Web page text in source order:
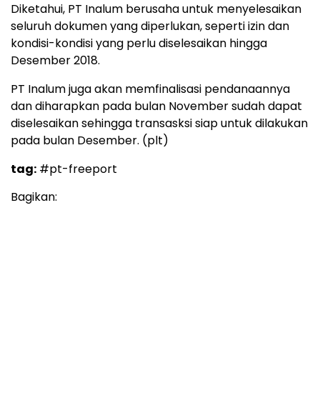
Diketahui, PT Inalum berusaha untuk menyelesaikan
seluruh dokumen yang diperlukan, seperti izin dan
kondisi-kondisi yang perlu diselesaikan hingga
Desember 2018.
PT Inalum juga akan memfinalisasi pendanaannya
dan diharapkan pada bulan November sudah dapat
diselesaikan sehingga transasksi siap untuk dilakukan
pada bulan Desember. (plt)
tag: #pt-freeport
Bagikan: